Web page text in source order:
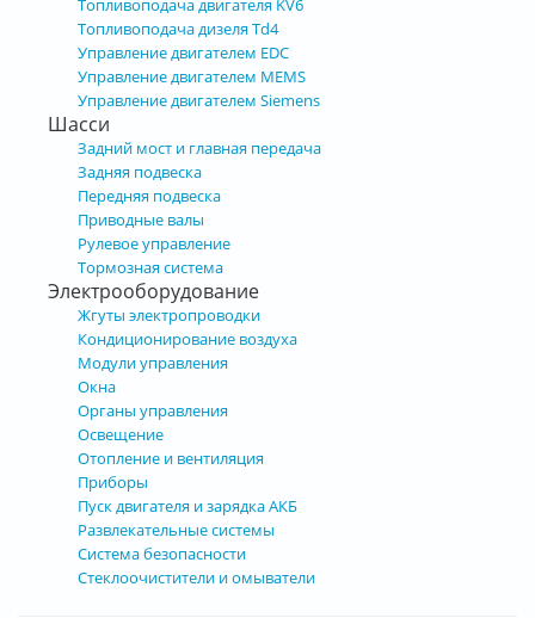
Топливоподача дизеля Td4
Управление двигателем EDC
Управление двигателем MEMS
Управление двигателем Siemens
Шасси
Задний мост и главная передача
Задняя подвеска
Передняя подвеска
Приводные валы
Рулевое управление
Тормозная система
Электрооборудование
Жгуты электропроводки
Кондиционирование воздуха
Модули управления
Окна
Органы управления
Освещение
Отопление и вентиляция
Приборы
Пуск двигателя и зарядка АКБ
Развлекательные системы
Система безопасности
Стеклоочистители и омыватели